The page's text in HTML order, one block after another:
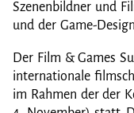
Szenenbildner und
und der Game-
Der Film & Games
internationale
im Rahmen der der